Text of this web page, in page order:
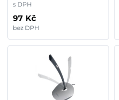
s DPH
97 Kč
bez DPH